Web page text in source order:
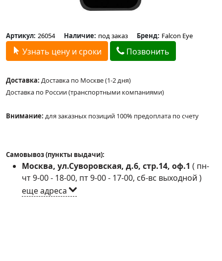
Артикул: 26054 Наличие: под заказ Бренд: Falcon Eye
Узнать цену и сроки Позвонить
Доставка: Доставка по Москве (1-2 дня)
Доставка по России (транспортными компаниями)
Внимание: для заказных позиций 100% предоплата по счету
Самовывоз (пункты выдачи):
Москва, ул.Суворовская, д.6, стр.14, оф.1 ( пн-
чт 9-00 - 18-00, пт 9-00 - 17-00, сб-вс выходной )
еще адреса